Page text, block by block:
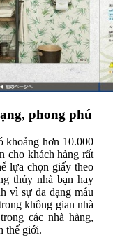
phong phú
khoảng hơn 10.000
cho khách hàng rất
lựa chọn giấy theo
thủy nhà bạn hay
vì sự đa dạng mẫu
không gian nhà
các nhà hàng,
thế giới.